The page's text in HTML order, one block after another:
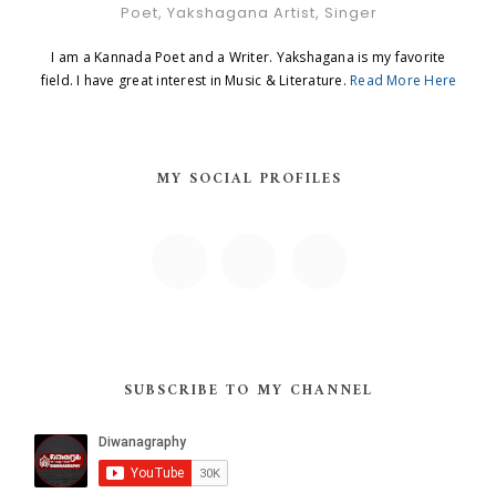
Poet, Yakshagana Artist, Singer
I am a Kannada Poet and a Writer. Yakshagana is my favorite
field. I have great interest in Music & Literature. Read More Here
MY SOCIAL PROFILES
SUBSCRIBE TO MY CHANNEL